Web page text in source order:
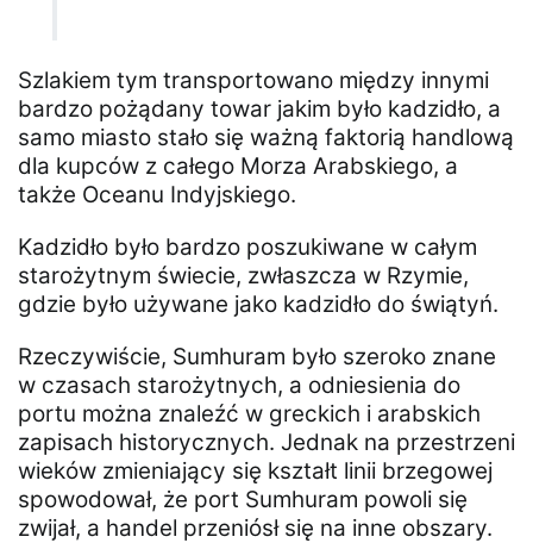
Szlakiem tym transportowano między innymi
bardzo pożądany towar jakim było kadzidło, a
samo miasto stało się ważną faktorią handlową
dla kupców z całego Morza Arabskiego, a
także Oceanu Indyjskiego.
Kadzidło było bardzo poszukiwane w całym
starożytnym świecie, zwłaszcza w Rzymie,
gdzie było używane jako kadzidło do świątyń.
Rzeczywiście, Sumhuram było szeroko znane
w czasach starożytnych, a odniesienia do
portu można znaleźć w greckich i arabskich
zapisach historycznych. Jednak na przestrzeni
wieków zmieniający się kształt linii brzegowej
spowodował, że port Sumhuram powoli się
zwijał, a handel przeniósł się na inne obszary.